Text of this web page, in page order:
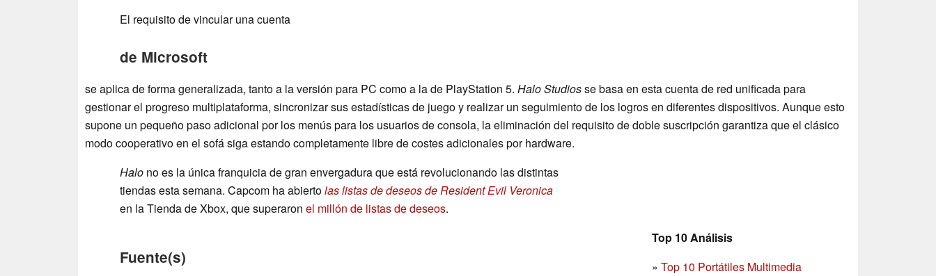
El requisito de vincular una cuenta
de Microsoft
se aplica de forma generalizada, tanto a la versión para PC como a la de PlayStation 5. Halo Studiosse basa en esta cuenta de red unificada para
gestionar el progreso multiplataforma, sincronizar sus estadísticas de juego y realizar un seguimiento de los logros en diferentes dispositivos. Aunque esto
supone un pequeño paso adicional por los menús para los usuarios de consola, la eliminación del requisito de doble suscripción garantiza que el clásico
modo cooperativo en el sofá siga estando completamente libre de costes adicionales por hardware.
Halo no es la única franquicia de gran envergadura que está revolucionando las distintas
tiendas esta semana. Capcom ha abiertolas listas de deseos de Resident Evil Veronica
en la Tienda de Xbox, que superaron el millón de listas de deseos.
Top 10 Análisis
» Top 10 Portátiles Multimedia
Fuente(s)